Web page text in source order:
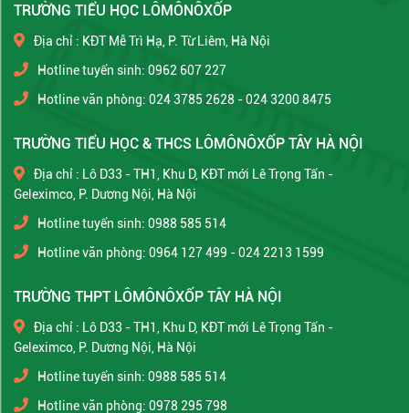
TRƯỜNG TIỂU HỌC LÔMÔNÔXỐP
Địa chỉ : KĐT Mễ Trì Hạ, P. Từ Liêm, Hà Nội
Hotline tuyển sinh: 0962 607 227
Hotline văn phòng: 024 3785 2628 - 024 3200 8475
TRƯỜNG TIỂU HỌC & THCS LÔMÔNÔXỐP TÂY HÀ NỘI
Địa chỉ : Lô D33 - TH1, Khu D, KĐT mới Lê Trọng Tấn -
Geleximco, P. Dương Nội, Hà Nội
Hotline tuyển sinh: 0988 585 514
Hotline văn phòng: 0964 127 499 - 024 2213 1599
TRƯỜNG THPT LÔMÔNÔXỐP TÂY HÀ NỘI
Địa chỉ : Lô D33 - TH1, Khu D, KĐT mới Lê Trọng Tấn -
Geleximco, P. Dương Nội, Hà Nội
Hotline tuyển sinh: 0988 585 514
Hotline văn phòng: 0978 295 798